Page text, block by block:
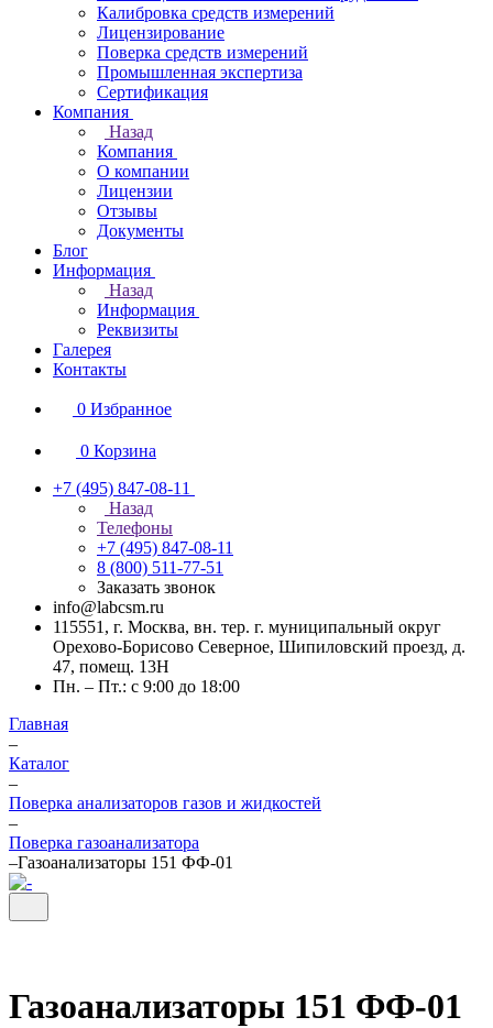
Калибровка средств измерений
Лицензирование
Поверка средств измерений
Промышленная экспертиза
Сертификация
Компания
Назад
Компания
О компании
Лицензии
Отзывы
Документы
Блог
Информация
Назад
Информация
Реквизиты
Галерея
Контакты
0 Избранное
0 Корзина
+7 (495) 847-08-11
Назад
Телефоны
+7 (495) 847-08-11
8 (800) 511-77-51
Заказать звонок
info@labcsm.ru
115551, г. Москва, вн. тер. г. муниципальный округ
Орехово-Борисово Северное, Шипиловский проезд, д.
47, помещ. 13Н
Пн. – Пт.: с 9:00 до 18:00
Главная
–
Каталог
–
Поверка анализаторов газов и жидкостей
–
Поверка газоанализатора
–Газоанализаторы 151 ФФ-01
Газоанализаторы 151 ФФ-01